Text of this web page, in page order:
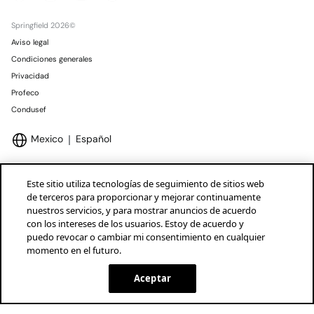
Springfield 2026©
Aviso legal
Condiciones generales
Privacidad
Profeco
Condusef
Mexico Español
Marcas Tendam
Este sitio utiliza tecnologías de seguimiento de sitios web
de terceros para proporcionar y mejorar continuamente
nuestros servicios, y para mostrar anuncios de acuerdo
con los intereses de los usuarios. Estoy de acuerdo y
puedo revocar o cambiar mi consentimiento en cualquier
momento en el futuro.
Aceptar